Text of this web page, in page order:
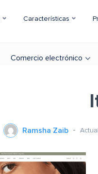
Características
Comercio electrónico
Ramsha Zaib